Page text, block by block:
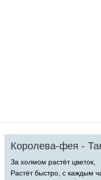
Королева-фея -
За холмом растёт цветок,
Растёт быстро, с каждым